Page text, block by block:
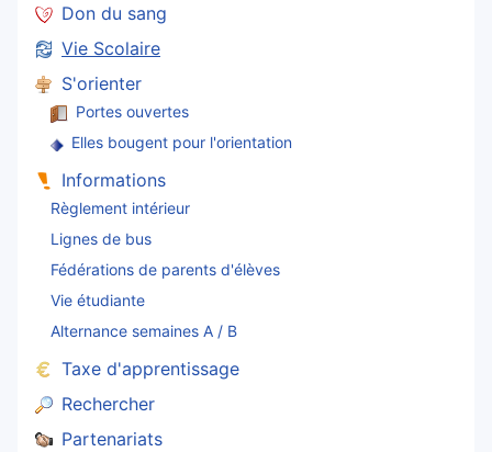
Don du sang
Vie Scolaire
S'orienter
Portes ouvertes
Elles bougent pour l'orientation
Informations
Règlement intérieur
Lignes de bus
Fédérations de parents d'élèves
Vie étudiante
Alternance semaines A / B
Taxe d'apprentissage
Rechercher
Partenariats